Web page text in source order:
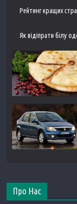
Рейтинг кращих
Як відіпрати білу
Про Нас